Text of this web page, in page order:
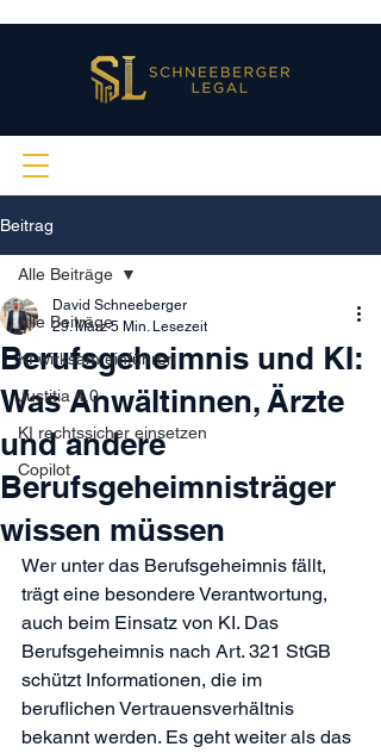
Beitrag
Alle Beiträge
KI wirksam einführen
Justitia 4.0
KI rechtssicher einsetzen
Copilot
Alle Beiträge
Berufsgeheimnis und KI:
Was Anwältinnen, Ärzte
und andere
Berufsgeheimnisträger
wissen müssen
David Schneeberger
29. März 5 Min. Lesezeit
Wer unter das Berufsgeheimnis fällt,
trägt eine besondere Verantwortung,
auch beim Einsatz von KI. Das
Berufsgeheimnis nach Art. 321 StGB
schützt Informationen, die im
beruflichen Vertrauensverhältnis
bekannt werden. Es geht weiter als das